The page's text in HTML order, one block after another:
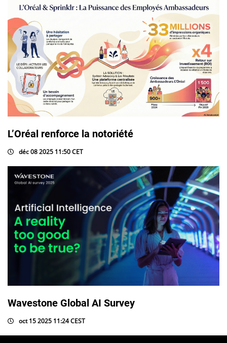
L’Oréal renforce la notoriété
déc 08 2025 11:50 CET
Wavestone Global AI Survey
oct 15 2025 11:24 CEST